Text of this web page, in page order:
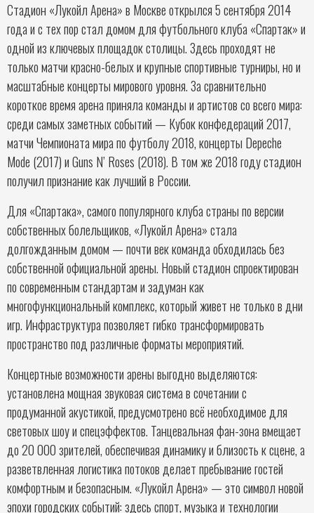
Стадион «Лукойл Арена» в Москве открылся 5 сентября 2014
года и с тех пор стал домом для футбольного клуба «Спартак» и
одной из ключевых площадок столицы. Здесь проходят не
только матчи красно-белых и крупные спортивные турниры, но и
масштабные концерты мирового уровня. За сравнительно
короткое время арена приняла команды и артистов со всего мира:
среди самых заметных событий — Кубок конфедераций 2017,
матчи Чемпионата мира по футболу 2018, концерты Depeche
Mode (2017) и Guns N’ Roses (2018). В том же 2018 году стадион
получил признание как лучший в России.
Для «Спартака», самого популярного клуба страны по версии
собственных болельщиков, «Лукойл Арена» стала
долгожданным домом — почти век команда обходилась без
собственной официальной арены. Новый стадион спроектирован
по современным стандартам и задуман как
многофункциональный комплекс, который живет не только в дни
игр. Инфраструктура позволяет гибко трансформировать
пространство под различные форматы мероприятий.
Концертные возможности арены выгодно выделяются:
установлена мощная звуковая система в сочетании с
продуманной акустикой, предусмотрено всё необходимое для
световых шоу и спецэффектов. Танцевальная фан-зона вмещает
до 20 000 зрителей, обеспечивая динамику и близость к сцене, а
разветвленная логистика потоков делает пребывание гостей
комфортным и безопасным. «Лукойл Арена» — это символ новой
эпохи городских событий: здесь спорт, музыка и технологии